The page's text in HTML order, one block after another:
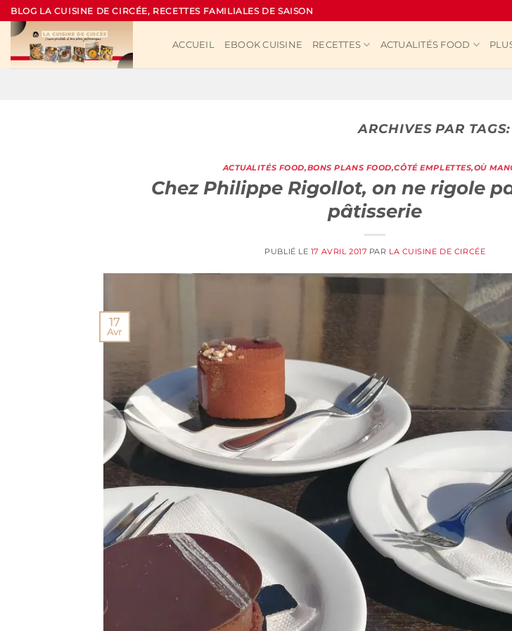
Passer
au
contenu
BLOG LA CUISINE DE CIRCÉE, RECETTES FAMILIALES DE SAISON
ACCUEIL EBOOK CUISINE RECETTES ACTUALITÉS FOOD
ARCHIVES PAR TAGS:
ACTUALITÉS FOOD,BONS PLANS FOOD,CÔTÉ EMPLETTES,OÙ
Chez Philippe Rigollot, on ne rigole
pâtisserie
PUBLIÉ LE 17 AVRIL 2017 PAR LA CUISINE DE CIRCÉE
17
Avr